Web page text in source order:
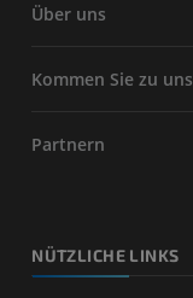
Über uns
Kommen Sie zu uns
Partnern
NÜTZLICHE LINKS